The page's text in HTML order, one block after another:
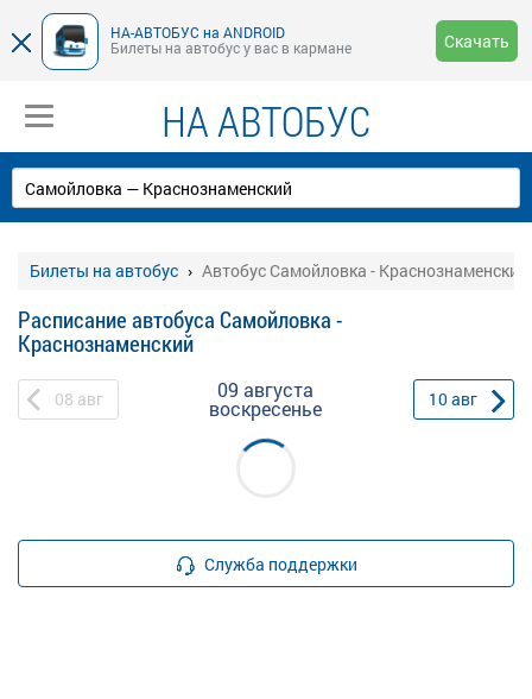
НА-АВТОБУС на ANDROID
Билеты на автобус у вас в кармане
Скачать
НА АВТОБУС
Билеты на автобус Автобус Самойловка - Краснознаменский
Расписание автобуса Самойловка -
Краснознаменский
08 авг 09 августа
воскресенье 10авг
Служба поддержки